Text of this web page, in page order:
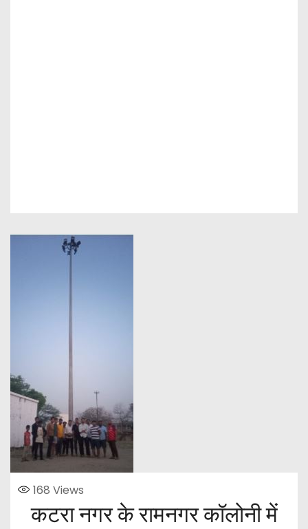
168 Views
कटरा नगर के रामनगर कॉलोनी में